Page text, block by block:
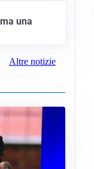
una
Altre notizie